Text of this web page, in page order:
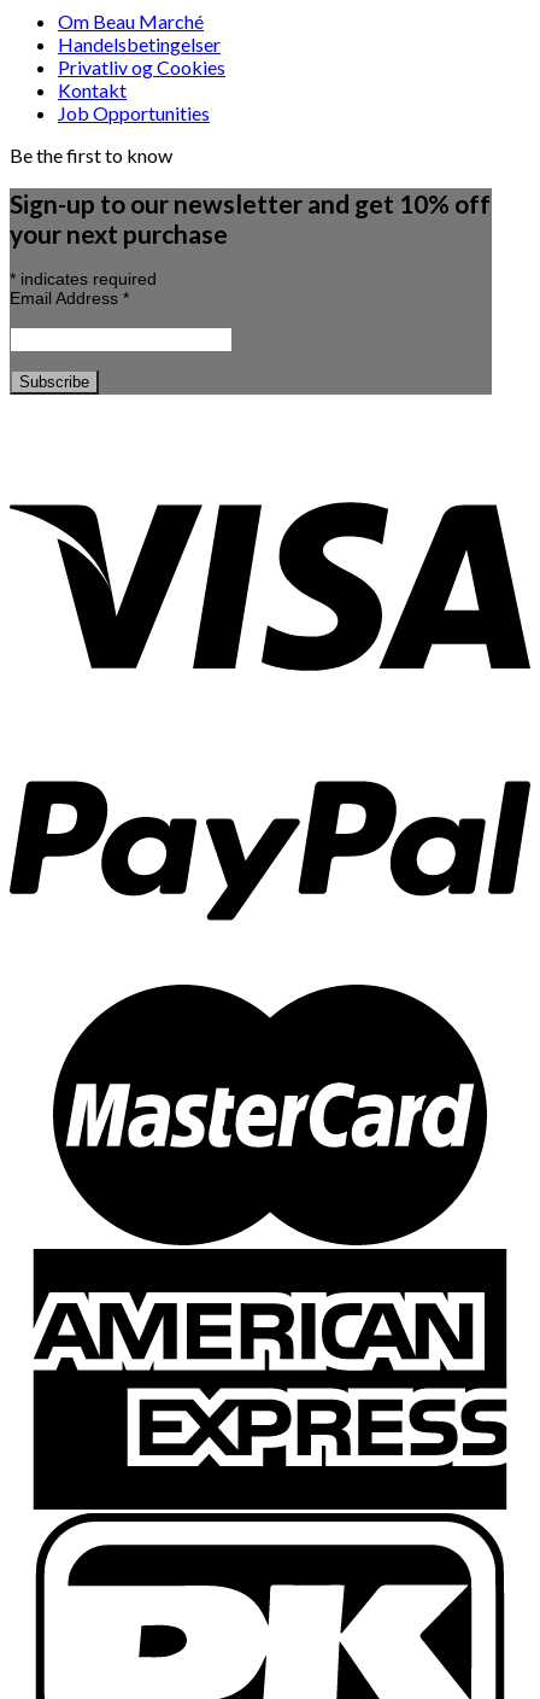
Om Beau Marché
Handelsbetingelser
Privatliv og Cookies
Kontakt
Job Opportunities
Be the first to know
Sign-up to our newsletter and get 10% off
your next purchase
* indicates required
Email Address *